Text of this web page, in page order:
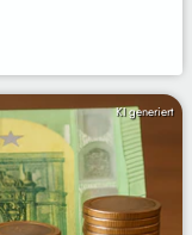
KI generiert